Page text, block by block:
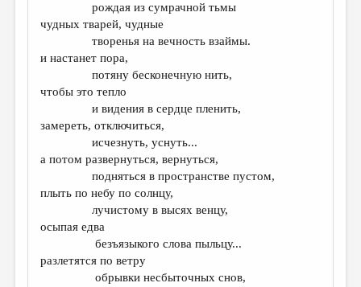
ОБЗОР ЛИТЕРАТУРЫ
СТРАНИЦЫ ПАМЯТИ
ОБЪЯВЛЕНИЯ
РЕДКОЛЛЕГИЯ
ОТ РЕДАКЦИИ
МАЛАЯ ПРОЗА
ЭССЕИСТИКА
ЛИТЕРАТУРОВЕДЕНИЕ
КУЛЬТУРОВЕДЕНИЕ
рождая из сумрачной тьмы
чудных тварей, чудные
творенья на вечность взаймы.
и настанет пора,
потяну бесконечную нить,
чтобы это тепло
и видения в сердце пленить,
замереть, отключиться,
исчезнуть, уснуть...
а потом развернуться, вернуться,
подняться в пространстве пустом,
плыть по небу по солнцу,
лучистому в высях венцу,
осыпая едва
безъязыкого слова пыльцу...
разлетятся по ветру
обрывки несбыточных снов,